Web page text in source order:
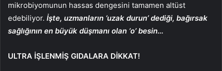
mikrobiyomunun hassas dengesini tamamen altüst
edebiliyor. İşte, uzmanların ‘uzak durun’ dediği, bağırsak
sağlığının en büyük düşmanı olan ‘o’ besin…
ULTRA İŞLENMİŞ GIDALARA DİKKAT!